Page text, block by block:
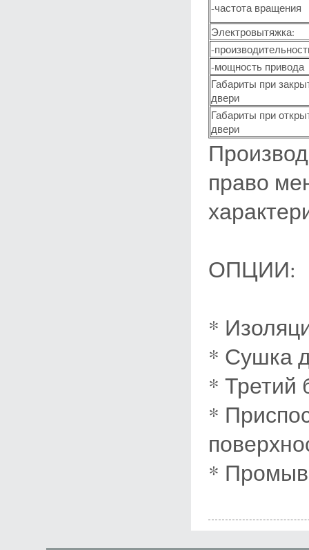
-частота вращения
Электровытяжка:
-
-мощность привода
Габариты при
двери
Габариты при
двери
право
ОПЦИИ:
*
* Сушка
* Третий
*
*